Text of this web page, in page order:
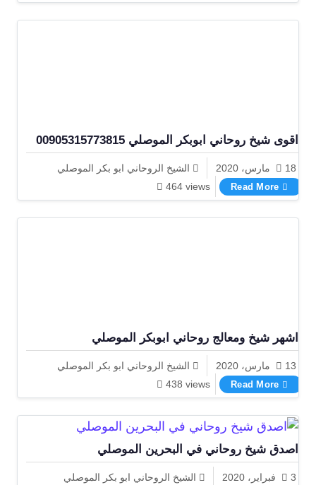
اقوى شيخ روحاني ابوبكر الموصلي 00905315773815
18 مارس، 2020
الشيخ الروحاني ابو بكر الموصلي
464 views
Read More
اقوى شيخ روحاني ابوبكر الموصلي 00905315773815
اشهر شيخ ومعالج روحاني ابوبكر الموصلي
13 مارس، 2020
الشيخ الروحاني ابو بكر الموصلي
438 views
Read More
اشهر شيخ ومعالج روحاني ابوبكر الموصلي
اصدق شيخ روحاني في البحرين الموصلي
3 فبراير، 2020
الشيخ الروحاني ابو بكر الموصلي